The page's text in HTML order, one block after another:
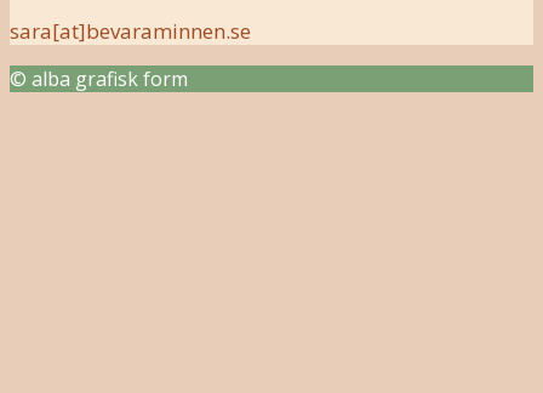
sara[at]bevaraminnen.se
© alba grafisk form